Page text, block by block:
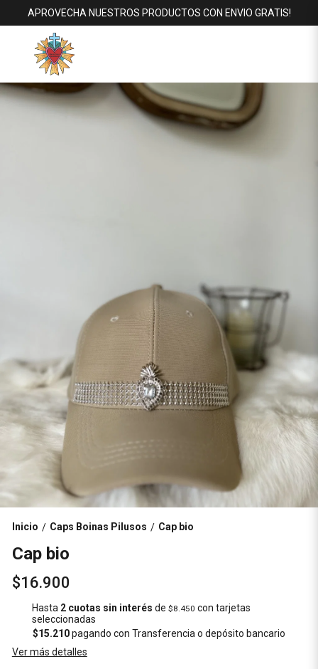
APROVECHA NUESTROS PRODUCTOS CON ENVIO GRATIS!
Inicio / Caps Boinas Pilusos / Cap bio
Cap bio
$16.900
Hasta 2 cuotas sin interés de $8.450 con tarjetas
seleccionadas
$15.210pagando con Transferencia o depósito bancario
Ver más detalles